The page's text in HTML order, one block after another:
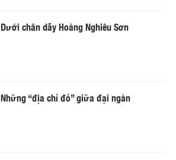
Dưới chân dãy Hoàng Nghiêu Sơn
Những “địa chỉ đỏ” giữa đại ngàn